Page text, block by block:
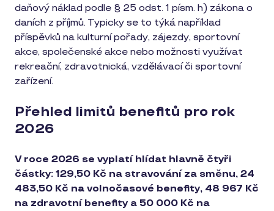
daňový náklad podle § 25 odst. 1 písm. h) zákona o
daních z příjmů. Typicky se to týká například
příspěvků na kulturní pořady, zájezdy, sportovní
akce, společenské akce nebo možnosti využívat
rekreační, zdravotnická, vzdělávací či sportovní
zařízení.
Přehled limitů benefitů pro rok
2026
V roce 2026 se vyplatí hlídat hlavně čtyři
částky: 129,50 Kč na stravování za směnu, 24
483,50 Kč na volnočasové benefity, 48 967 Kč
na zdravotní benefity a 50 000 Kč na